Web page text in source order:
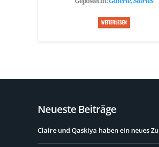
WEITERLESEN
Neueste Beiträge
Claire und Qaskiya haben ein neues